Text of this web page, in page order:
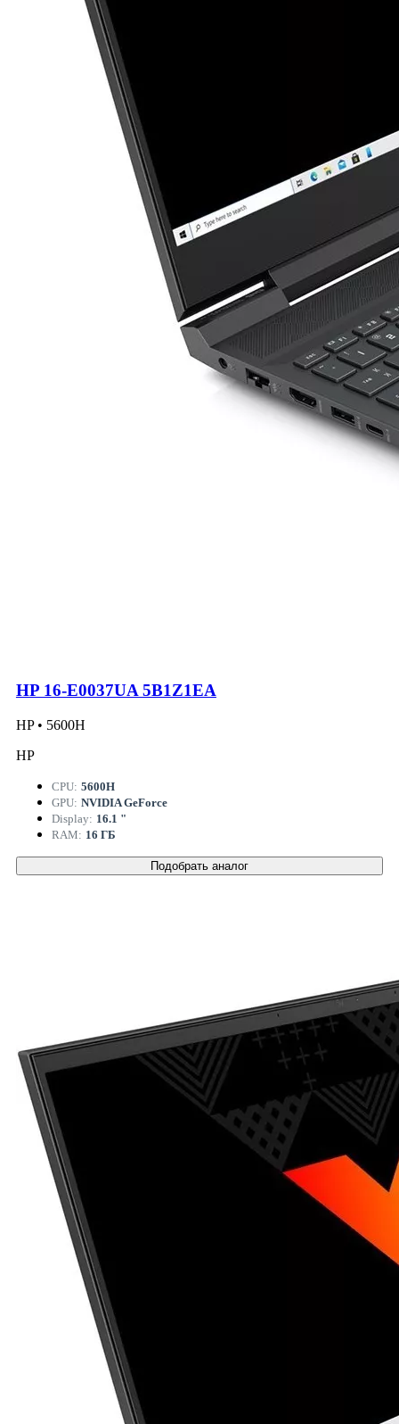
HP 16-E0037UA 5B1Z1EA
HP • 5600H
HP
CPU: 5600H
GPU: NVIDIA GeForce
Display: 16.1 "
RAM: 16 ГБ
Подобрать аналог